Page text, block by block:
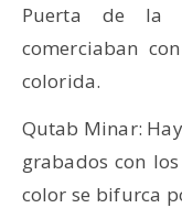
Puerta de la
comerciaban
colorida.
Qutab Minar:
grabados con
color se bifurca